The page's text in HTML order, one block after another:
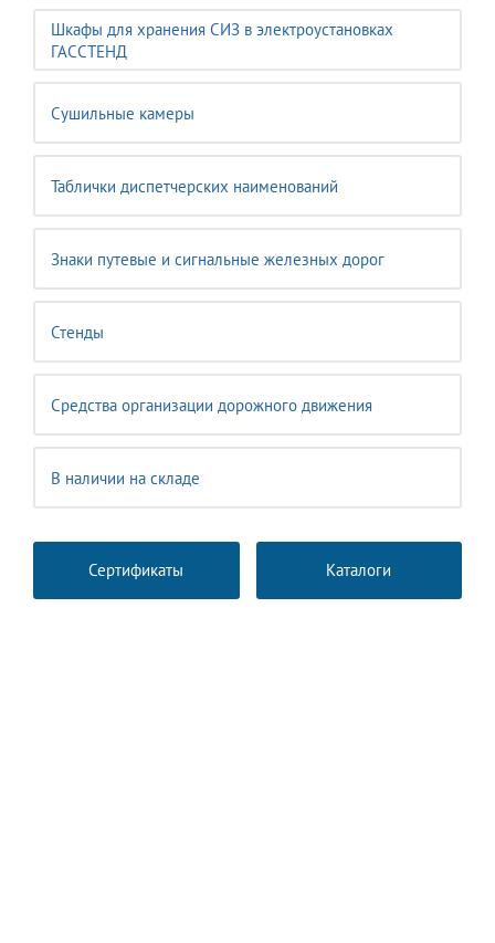
Шкафы для хранения СИЗ в электроустановках
ГАССТЕНД
Сушильные камеры
Таблички диспетчерских наименований
Знаки путевые и сигнальные железных дорог
Стенды
Средства организации дорожного движения
В наличии на складе
Сертификаты Каталоги